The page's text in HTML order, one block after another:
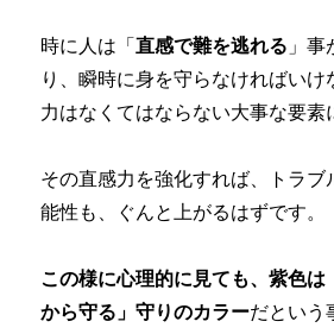
時に人は「直感で難を逃れる 」
り、瞬時に身を守らなければい
力はなくてはならない大事な要素
その直感力を強化すれば、トラブ
能性も、ぐんと上がるはずです。
この様に心理的に見ても、紫色は
から守る」守りのカラーだという